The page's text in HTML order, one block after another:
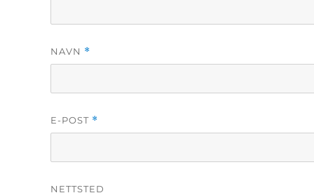
NAVN *
E-POST *
NETTSTED